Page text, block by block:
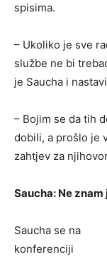
spisima.
– Ukoliko je sve
službe ne bi
je Saucha i
– Bojim se da tih
dobili, a prošlo je
zahtjev za
Saucha: Ne
Saucha se na
konferenciji